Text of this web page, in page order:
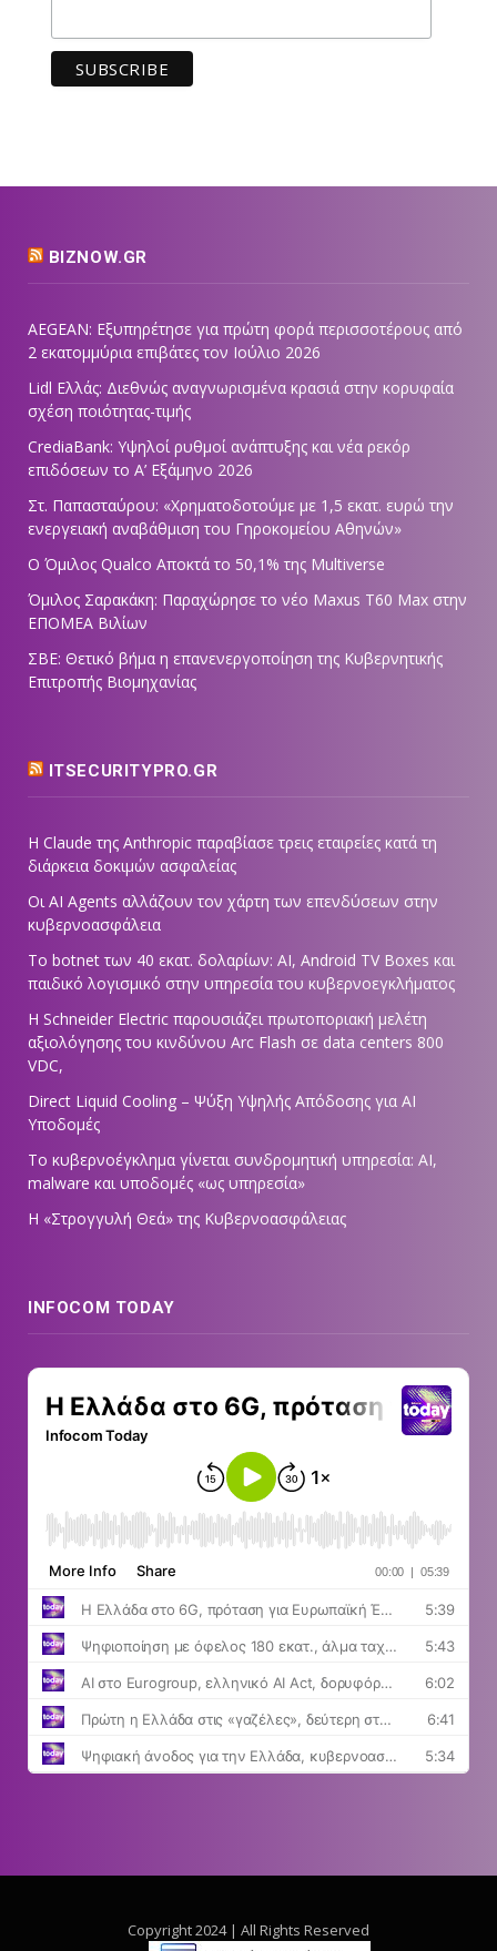
BIZNOW.GR
AEGEAN: Εξυπηρέτησε για πρώτη φορά περισσοτέρους από
2 εκατομμύρια επιβάτες τον Ιούλιο 2026
Lidl Ελλάς: Διεθνώς αναγνωρισμένα κρασιά στην κορυφαία
σχέση ποιότητας-τιμής
CrediaBank: Υψηλοί ρυθμοί ανάπτυξης και νέα ρεκόρ
επιδόσεων το Α’ Εξάμηνο 2026
Στ. Παπασταύρου: «Χρηματοδοτούμε με 1,5 εκατ. ευρώ την
ενεργειακή αναβάθμιση του Γηροκομείου Αθηνών»
Ο Όμιλος Qualco Αποκτά το 50,1% της Multiverse
Όμιλος Σαρακάκη: Παραχώρησε το νέο Maxus T60 Max στην
ΕΠΟΜΕΑ Βιλίων
ΣΒΕ: Θετικό βήμα η επανενεργοποίηση της Κυβερνητικής
Επιτροπής Βιομηχανίας
ITSECURITYPRO.GR
Η Claude της Anthropic παραβίασε τρεις εταιρείες κατά τη
διάρκεια δοκιμών ασφαλείας
Οι AI Agents αλλάζουν τον χάρτη των επενδύσεων στην
κυβερνοασφάλεια
Το botnet των 40 εκατ. δολαρίων: AI, Android TV Boxes και
παιδικό λογισμικό στην υπηρεσία του κυβερνοεγκλήματος
Η Schneider Electric παρουσιάζει πρωτοποριακή μελέτη
αξιολόγησης του κινδύνου Arc Flash σε data centers 800
VDC,
Direct Liquid Cooling – Ψύξη Υψηλής Απόδοσης για AI
Υποδομές
Το κυβερνοέγκλημα γίνεται συνδρομητική υπηρεσία: AI,
malware και υποδομές «ως υπηρεσία»
Η «Στρογγυλή Θεά» της Κυβερνοασφάλειας
INFOCOM TODAY
Copyright 2024 | All Rights Reserved